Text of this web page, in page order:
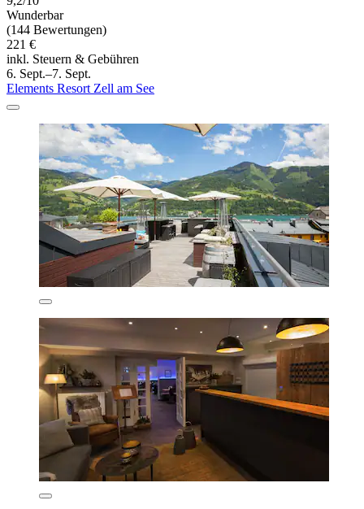
Wunderbar
(144 Bewertungen)
221 €
inkl. Steuern & Gebühren
6. Sept.–7. Sept.
Elements Resort Zell am See